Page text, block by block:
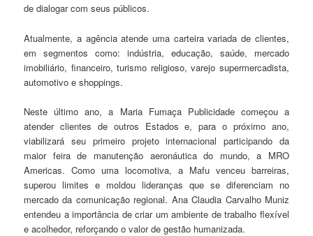
de dialogar com seus públicos.
Atualmente, a agência atende uma carteira variada de clientes,
em segmentos como: indústria, educação, saúde, mercado
imobiliário, financeiro, turismo religioso, varejo supermercadista,
automotivo e shoppings.
Neste último ano, a Maria Fumaça Publicidade começou a
atender clientes de outros Estados e, para o próximo ano,
viabilizará seu primeiro projeto internacional participando da
maior feira de manutenção aeronáutica do mundo, a MRO
Americas. Como uma locomotiva, a Mafu venceu barreiras,
superou limites e moldou lideranças que se diferenciam no
mercado da comunicação regional. Ana Claudia Carvalho Muniz
entendeu a importância de criar um ambiente de trabalho flexível
e acolhedor, reforçando o valor de gestão humanizada.